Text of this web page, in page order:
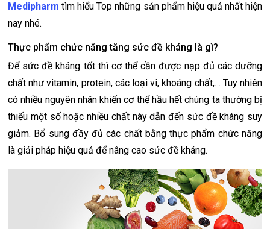
Medipharm tìm hiểu Top những sản phẩm hiệu quả nhất hiện
nay nhé.
Thực phẩm chức năng tăng sức đề kháng là gì?
Để sức đề kháng tốt thì cơ thể cần được nạp đủ các dưỡng
chất như vitamin, protein, các loại vi, khoáng chất,… Tuy nhiên
có nhiều nguyên nhân khiến cơ thể hầu hết chúng ta thường bị
thiếu một số hoặc nhiều chất này dẫn đến sức đề kháng suy
giảm. Bổ sung đầy đủ các chất bằng thực phẩm chức năng
là giải pháp hiệu quả để nâng cao sức đề kháng.